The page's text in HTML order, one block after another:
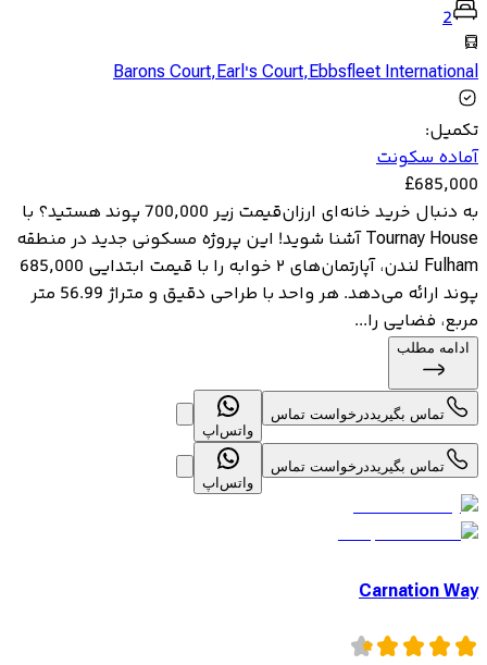
2
Barons Court,Earl's Court,Ebbsfleet International
تکمیل:
آماده سکونت
£685,000
به دنبال خرید خانه‌ای ارزان‌قیمت زیر 700,000 پوند هستید؟ با
Tournay House آشنا شوید! این پروژه مسکونی جدید در منطقه
Fulham لندن، آپارتمان‌های ۲ خوابه را با قیمت ابتدایی 685,000
پوند ارائه می‌دهد. هر واحد با طراحی دقیق و متراژ 56.99 متر
مربع، فضایی را...
ادامه مطلب
تماس بگیریددرخواست تماس
واتس‌اپ
تماس بگیریددرخواست تماس
واتس‌اپ
Carnation Way